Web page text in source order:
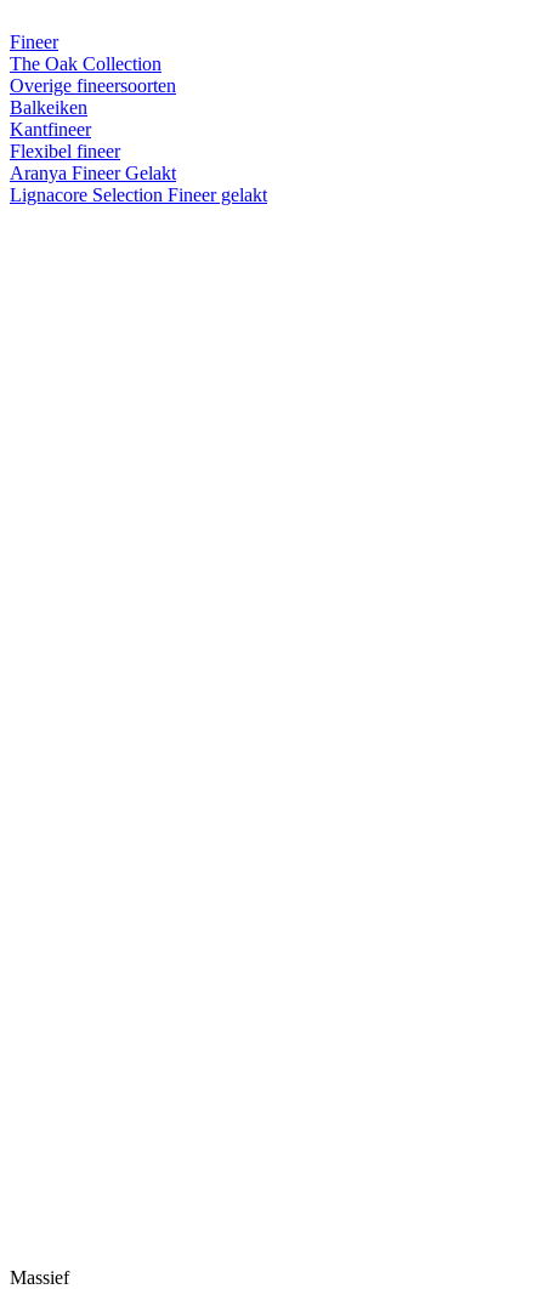
Fineer
The Oak Collection
Overige fineersoorten
Balkeiken
Kantfineer
Flexibel fineer
Aranya Fineer Gelakt
Lignacore Selection Fineer gelakt
Massief